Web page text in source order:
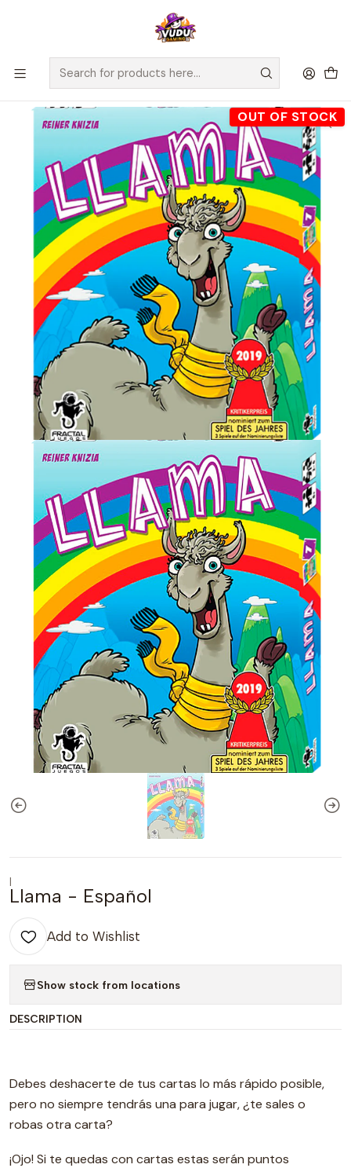
🚀 ¡Despachamos a todo Chile! Envío GRATIS a Regiones sobre
$100.000 y a RM sobre $35.000
Juegos de Mesa Editorial Fractal Llama - Español
OUT OF STOCK
|
Llama - Español
Add to Wishlist
Show stock from locations
DESCRIPTION
Debes deshacerte de tus cartas lo más rápido posible,
pero no siempre tendrás una para jugar, ¿te sales o
robas otra carta?
¡Ojo! Si te quedas con cartas estas serán puntos